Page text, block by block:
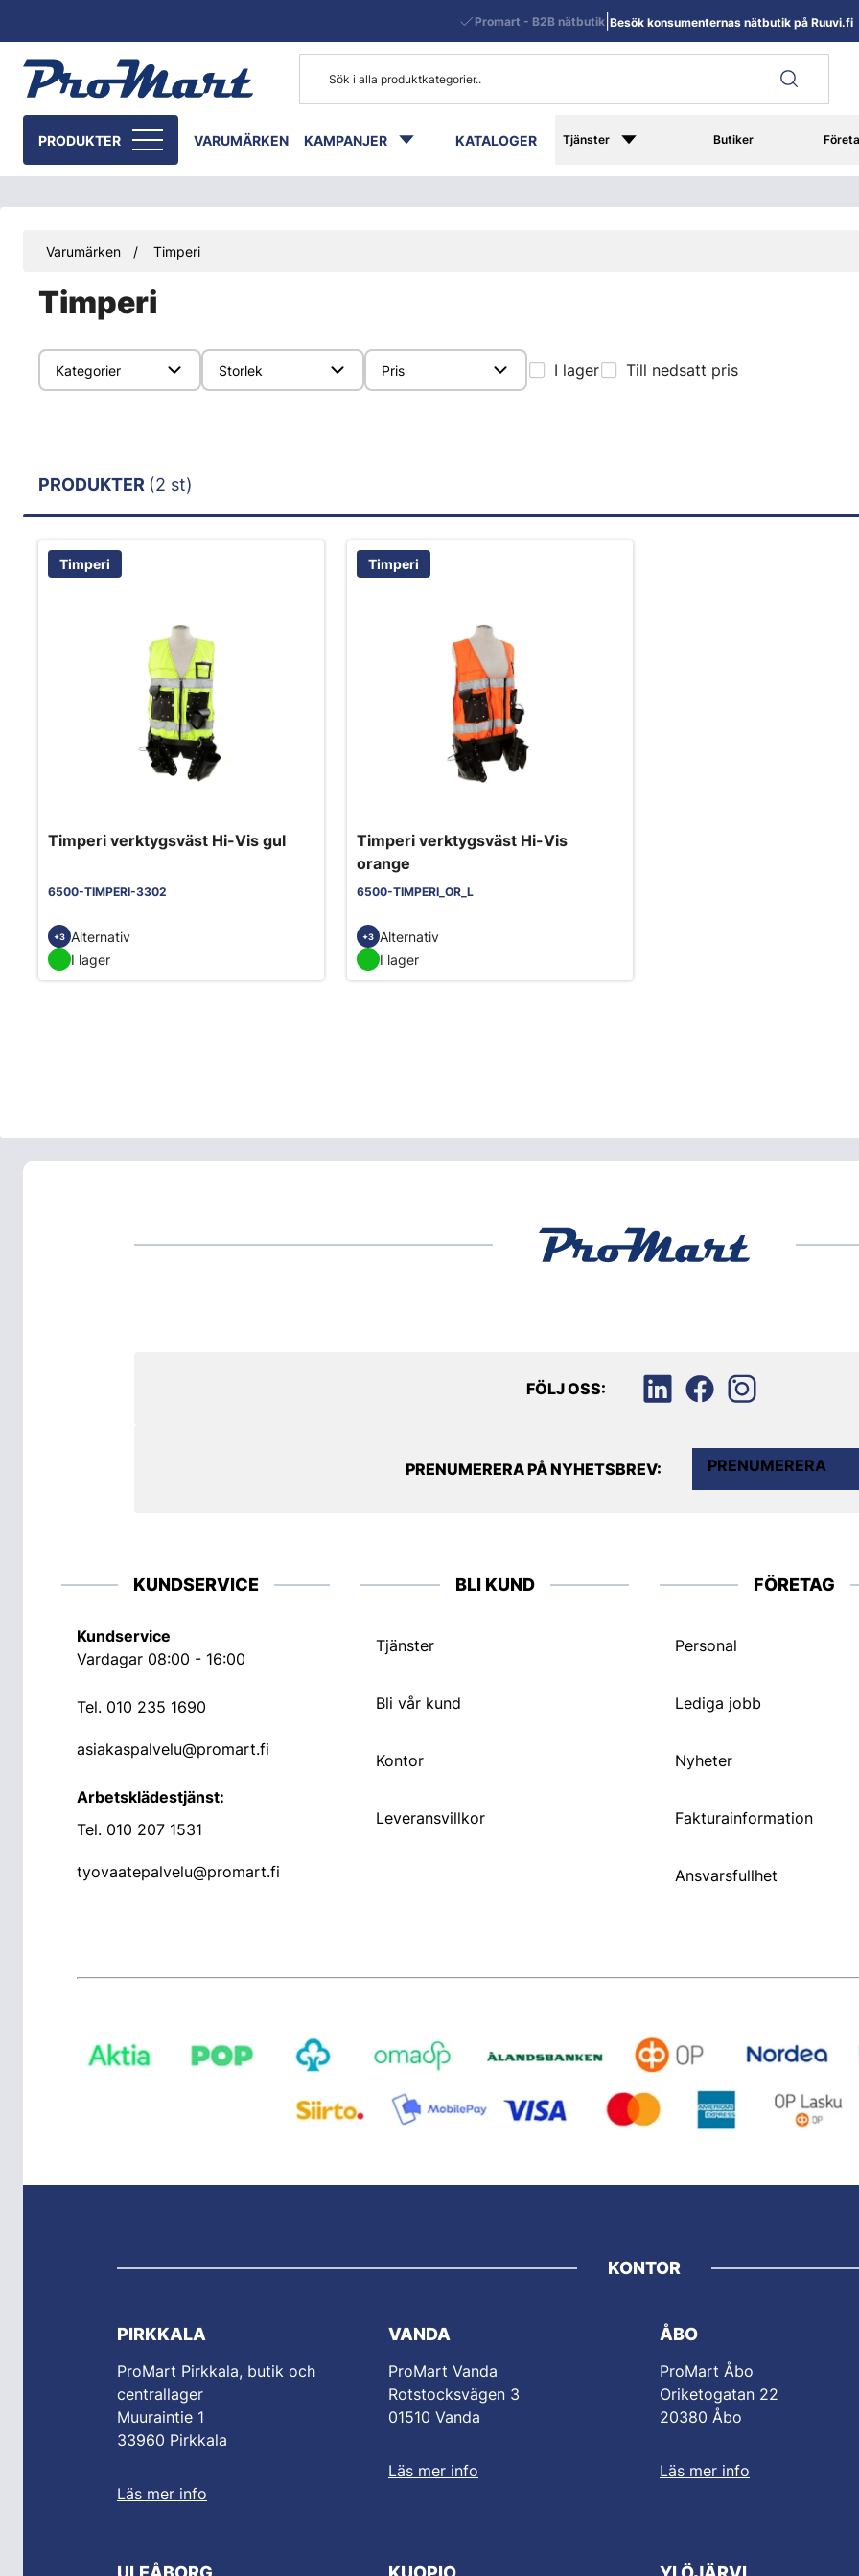
PRODUKTER VARUMÄRKEN KAMPANJER KATALOGER Tjänster Butiker
Promart - B2B nätbutik Besök konsumenternas nätbutik på Ruuvi.fi
Varumärken Timperi
Timperi
Kategorier Storlek Pris I lager Till nedsatt pris
PRODUKTER (2 st)
Timperi
Timperi verktygsväst Hi-Vis gul
6500-TIMPERI-3302
+3
Alternativ
I lager
Timperi
Timperi verktygsväst Hi-Vis
orange
6500-TIMPERI_OR_L
+3
Alternativ
I lager
FÖLJ OSS:
PRENUMERERA PÅ NYHETSBREV: PRENUMERERA
KUNDSERVICE
Kundservice
Vardagar 08:00 - 16:00
Tel. 010 235 1690
asiakaspalvelu@promart.fi
Arbetsklädestjänst:
Tel. 010 207 1531
tyovaatepalvelu@promart.fi
BLI KUND
Tjänster
Bli vår kund
Kontor
Leveransvillkor
FÖRETAG
Personal
Lediga jobb
Nyheter
Fakturainformation
Ansvarsfullhet
KONTOR
PIRKKALA
ProMart Pirkkala, butik och
centrallager
Muuraintie 1
33960 Pirkkala
Läs mer info
VANDA
ProMart Vanda
Rotstocksvägen 3
01510 Vanda
Läs mer info
ÅBO
ProMart Åbo
Oriketogatan 22
20380 Åbo
Läs mer info